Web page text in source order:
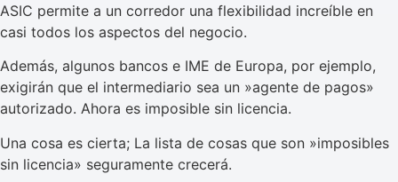
ASIC permite a un corredor una flexibilidad increíble en
casi todos los aspectos del negocio.
Además, algunos bancos e IME de Europa, por ejemplo,
exigirán que el intermediario sea un »agente de pagos»
autorizado. Ahora es imposible sin licencia.
Una cosa es cierta; La lista de cosas que son »imposibles
sin licencia» seguramente crecerá.